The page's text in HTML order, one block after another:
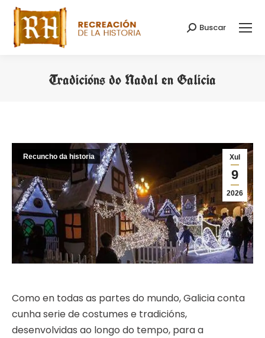
Search:
Buscar
Tradicións do Nadal en Galicia
Xul
9
2026
Recuncho da historia
Como en todas as partes do mundo, Galicia conta
cunha serie de costumes e tradicións,
desenvolvidas ao longo do tempo, para a